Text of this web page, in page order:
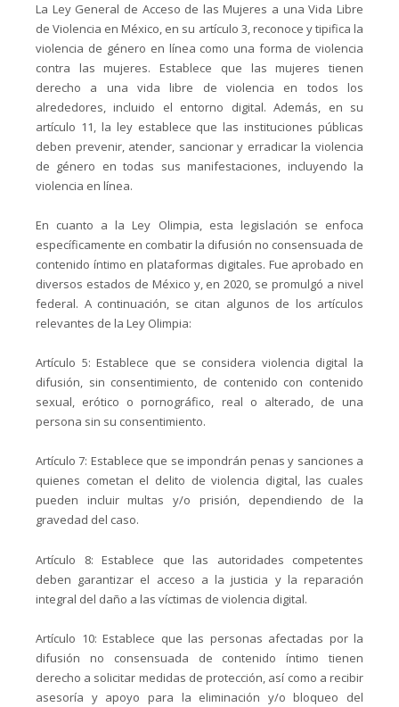
La Ley General de Acceso de las Mujeres a una Vida Libre
de Violencia en México, en su artículo 3, reconoce y tipifica la
violencia de género en línea como una forma de violencia
contra las mujeres. Establece que las mujeres tienen
derecho a una vida libre de violencia en todos los
alrededores, incluido el entorno digital. Además, en su
artículo 11, la ley establece que las instituciones públicas
deben prevenir, atender, sancionar y erradicar la violencia
de género en todas sus manifestaciones, incluyendo la
violencia en línea.
En cuanto a la Ley Olimpia, esta legislación se enfoca
específicamente en combatir la difusión no consensuada de
contenido íntimo en plataformas digitales. Fue aprobado en
diversos estados de México y, en 2020, se promulgó a nivel
federal. A continuación, se citan algunos de los artículos
relevantes de la Ley Olimpia:
Artículo 5: Establece que se considera violencia digital la
difusión, sin consentimiento, de contenido con contenido
sexual, erótico o pornográfico, real o alterado, de una
persona sin su consentimiento.
Artículo 7: Establece que se impondrán penas y sanciones a
quienes cometan el delito de violencia digital, las cuales
pueden incluir multas y/o prisión, dependiendo de la
gravedad del caso.
Artículo 8: Establece que las autoridades competentes
deben garantizar el acceso a la justicia y la reparación
integral del daño a las víctimas de violencia digital.
Artículo 10: Establece que las personas afectadas por la
difusión no consensuada de contenido íntimo tienen
derecho a solicitar medidas de protección, así como a recibir
asesoría y apoyo para la eliminación y/o bloqueo del